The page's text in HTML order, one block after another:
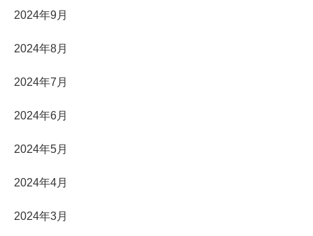
2024年9月
2024年8月
2024年7月
2024年6月
2024年5月
2024年4月
2024年3月